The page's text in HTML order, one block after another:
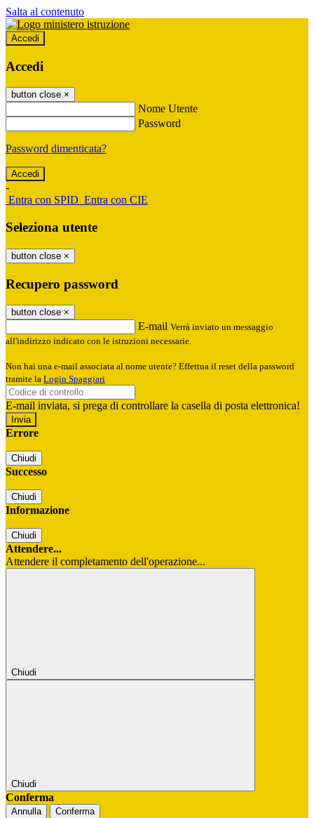
Salta al contenuto
Accedi
Accedi
button close ×
Nome Utente
Password
Password dimenticata?
-
Entra con SPID Entra con CIE
Seleziona utente
button close ×
Recupero password
button close ×
E-mail Verrà inviato un messaggio
all'indirizzo indicato con le istruzioni necessarie.
Non hai una e-mail associata al nome utente? Effettua il reset della password
tramite la Login Spaggiari
E-mail inviata, si prega di controllare la casella di posta elettronica!
Errore
Chiudi
Successo
Chiudi
Informazione
Chiudi
Attendere...
Attendere il completamento dell'operazione...
Chiudi
Chiudi
Conferma
Annulla Conferma